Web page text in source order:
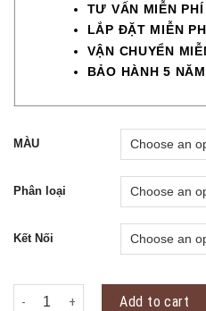
TƯ VẤN MIỄN PHÍ
LẮP ĐẶT MIỄN
VẬN CHUYỂN
BẢO HÀNH 5 NĂM
MÀU
Phân loại
Kết Nối
Công Tắc Cửa Cuốn Thông
Add to cart